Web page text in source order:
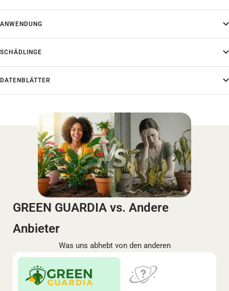
ANWENDUNG
SCHÄDLINGE
DATENBLÄTTER
GREEN GUARDIA vs. Andere
Anbieter
Was uns abhebt von den anderen